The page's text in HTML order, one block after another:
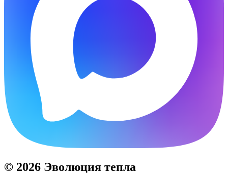
© 2026 Эволюция тепла